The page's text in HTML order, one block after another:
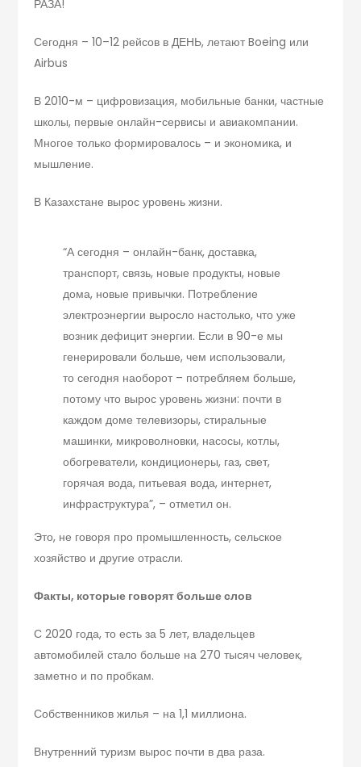
РАЗА!
Сегодня – 10–12 рейсов в ДЕНЬ, летают Boeing или
Airbus
В 2010-м – цифровизация, мобильные банки, частные
школы, первые онлайн-сервисы и авиакомпании.
Многое только формировалось – и экономика, и
мышление.
В Казахстане вырос уровень жизни.
“А сегодня – онлайн-банк, доставка,
транспорт, связь, новые продукты, новые
дома, новые привычки. Потребление
электроэнергии выросло настолько, что уже
возник дефицит энергии. Если в 90-е мы
генерировали больше, чем использовали,
то сегодня наоборот – потребляем больше,
потому что вырос уровень жизни: почти в
каждом доме телевизоры, стиральные
машинки, микроволновки, насосы, котлы,
обогреватели, кондиционеры, газ, свет,
горячая вода, питьевая вода, интернет,
инфраструктура”, – отметил он.
Это, не говоря про промышленность, сельское
хозяйство и другие отрасли.
Факты, которые говорят больше слов
С 2020 года, то есть за 5 лет, владельцев
автомобилей стало больше на 270 тысяч человек,
заметно и по пробкам.
Собственников жилья – на 1,1 миллиона.
Внутренний туризм вырос почти в два раза.